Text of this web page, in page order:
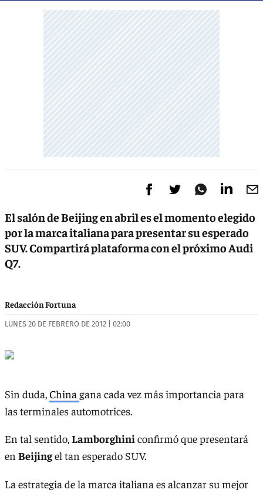
El salón de Beijing en abril es el momento elegido
por la marca italiana para presentar su esperado
SUV. Compartirá plataforma con el próximo Audi
Q7.
Redacción Fortuna
LUNES 20 DE FEBRERO DE 2012 | 02:00
Sin duda,China gana cada vez más importancia para
las terminales automotrices.
En tal sentido,Lamborghini confirmó que presentará
en Beijingel tan esperado SUV.
La estrategia de la marca italiana es alcanzar su mejor